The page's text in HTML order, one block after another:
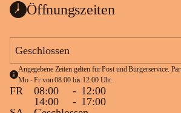
Öffnungszeiten
Geschlossen
Angegebene Zeiten gelten für Post und Bürgerservice.
Mo - Fr von 08:00 bis 12:00 Uhr.
FR 08:00 - 12:00
14:00
- 17:00